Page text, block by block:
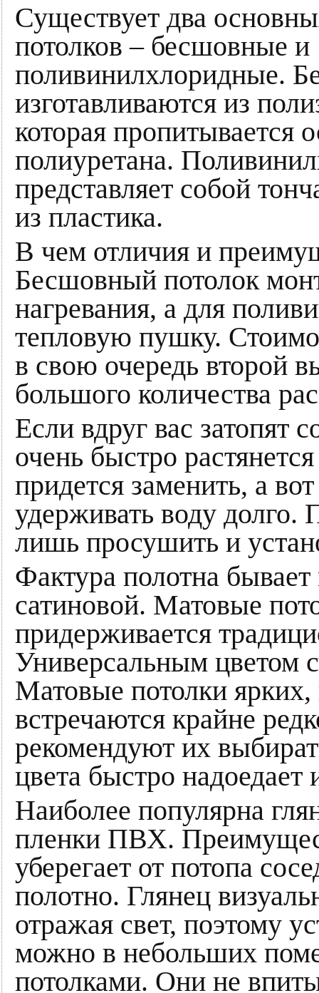
Существует два
потолков – бесшовные и
поливинилхлоридные.
изготавливаются из
которая пропитывается
полиуретана.
представляет собой
из пластика.
В чем отличия и
Бесшовный потолок
нагревания, а для
тепловую пушку.
в свою очередь второй
большого количества
Если вдруг вас затопят
очень быстро
придется заменить, а
удерживать воду долго.
лишь просушить и
Фактура полотна
сатиновой. Матовые
придерживается
Универсальным цветом
Матовые потолки
встречаются крайне
рекомендуют их
цвета быстро надоедает
Наиболее популярна
пленки ПВХ.
уберегает от потопа
полотно. Глянец
отражая свет, поэтому
можно в небольших
потолками. Они не